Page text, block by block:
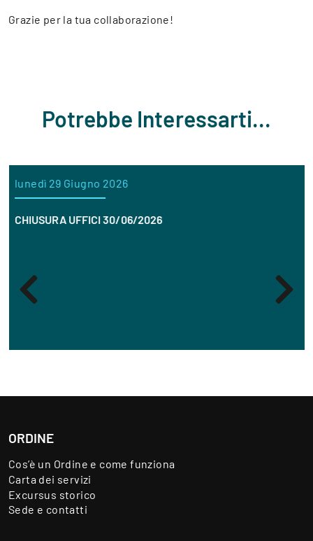
Grazie per la tua collaborazione!
Potrebbe Interessarti...
lunedì 29 Giugno 2026
CHIUSURA UFFICI 30/06/2026
ORDINE
Cos’è un Ordine e come funziona
Carta dei servizi
Excursus storico
Sede e contatti